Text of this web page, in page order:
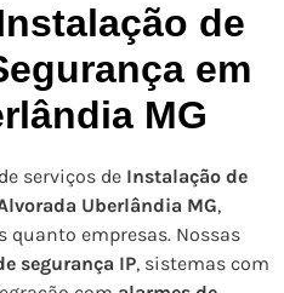
de
em
MG
serviços de Instalação de
Uberlândia MG,
empresas. Nossas
segurança IP, sistemas com